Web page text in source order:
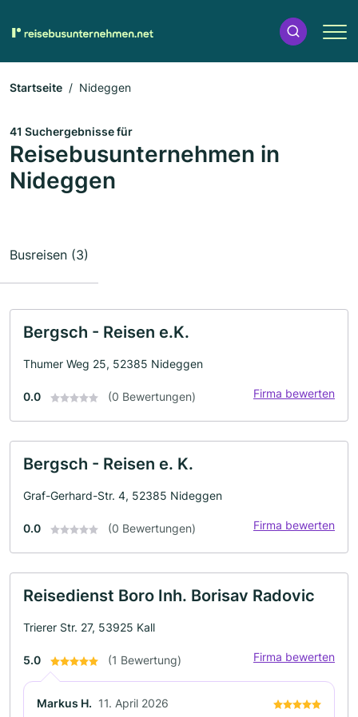
Startseite Nideggen
41 Suchergebnisse für
Reisebusunternehmen in
Nideggen
Busreisen (3)
Bergsch - Reisen e.K.
Thumer Weg 25, 52385 Nideggen
0.0 (0 Bewertungen) Firma bewerten
Bergsch - Reisen e. K.
Graf-Gerhard-Str. 4, 52385 Nideggen
0.0 (0 Bewertungen) Firma bewerten
Reisedienst Boro Inh. Borisav Radovic
Trierer Str. 27, 53925 Kall
5.0 (1 Bewertung) Firma bewerten
Markus H. 11. April 2026